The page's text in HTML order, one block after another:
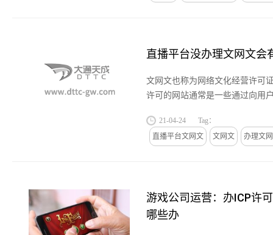
直播平台没办理文网文会
文网文也称为网络文化经营许可
许可的网站通常是一些通过向用
APP，通俗点说也就是市面上常
21-04-24
Tag：
直播平台文网文
文网文 办理文
游戏公司运营：办ICP许
哪些办